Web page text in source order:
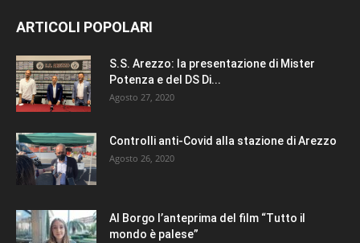
ARTICOLI POPOLARI
S.S. Arezzo: la presentazione di Mister
Potenza e del DS Di...
Agosto 27, 2020
Controlli anti-Covid alla stazione di Arezzo
Agosto 26, 2020
Al Borgo l’anteprima del film “Tutto il
mondo è palese”